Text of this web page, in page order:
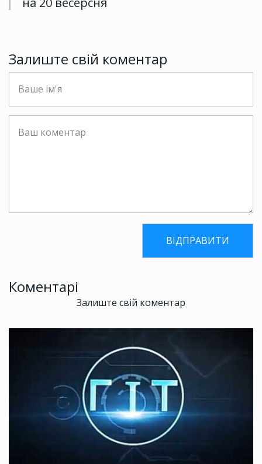
Залиште свій коментар
Коментарі
Залиште свій коментар